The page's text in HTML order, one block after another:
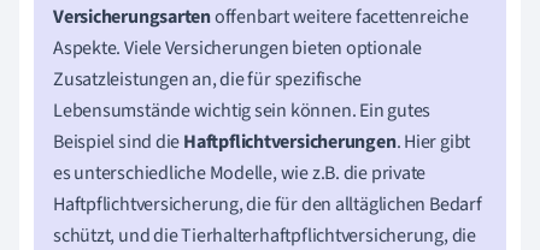
Versicherungsartenoffenbart weitere facettenreiche
Aspekte. Viele Versicherungen bieten optionale
Zusatzleistungen an, die für spezifische
Lebensumstände wichtig sein können. Ein gutes
Beispiel sind dieHaftpflichtversicherungen. Hier gibt
es unterschiedliche Modelle, wie z.B. die private
Haftpflichtversicherung, die für den alltäglichen Bedarf
schützt, und die Tierhalterhaftpflichtversicherung, die